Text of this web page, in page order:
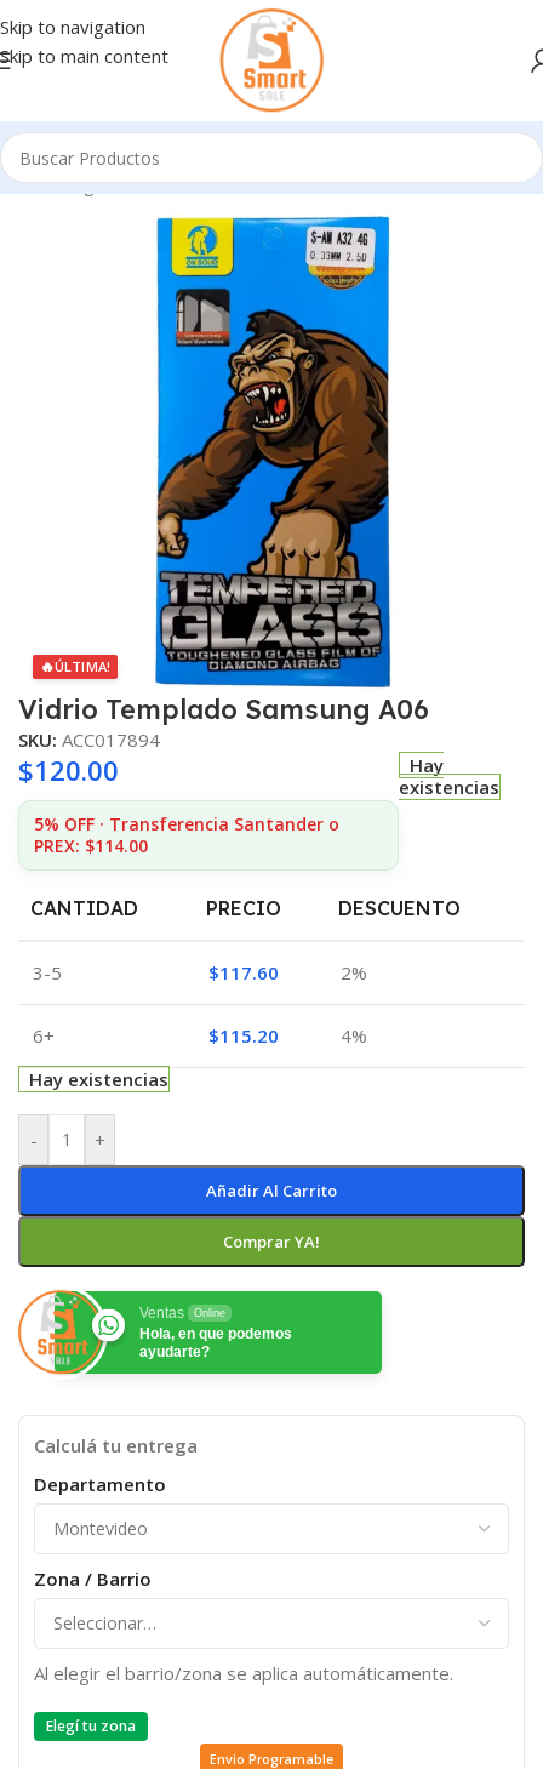
Skip to navigation
Skip to main content
Inicio/Ingresando
🔥ÚLTIMA!
Vidrio Templado Samsung A06
SKU: ACC017894
$120.00
5% OFF · Transferencia Santander o
PREX: $114.00
Hay
existencias
CANTIDAD PRECIO DESCUENTO
3-5 $117.60 2%
6+ $115.20
4%
Hay existencias
- +
Añadir Al Carrito
Comprar YA!
Ventas Online
Hola, en que podemos
ayudarte?
Calculá tu entrega
Departamento
Zona / Barrio
Al elegir el barrio/zona se aplica automáticamente.
Elegí tu zona
Envio Programable